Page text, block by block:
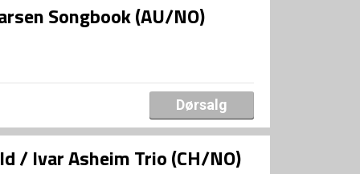
Songbook (AU/NO)
Dørsalg
/ Ivar Asheim Trio (CH/NO)